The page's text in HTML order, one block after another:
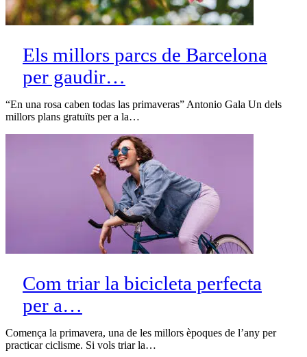
Els millors parcs de Barcelona
per gaudir…
“En una rosa caben todas las primaveras” Antonio Gala Un dels
millors plans gratuïts per a la…
Com triar la bicicleta perfecta
per a…
Comença la primavera, una de les millors èpoques de l’any per
practicar ciclisme. Si vols triar la…